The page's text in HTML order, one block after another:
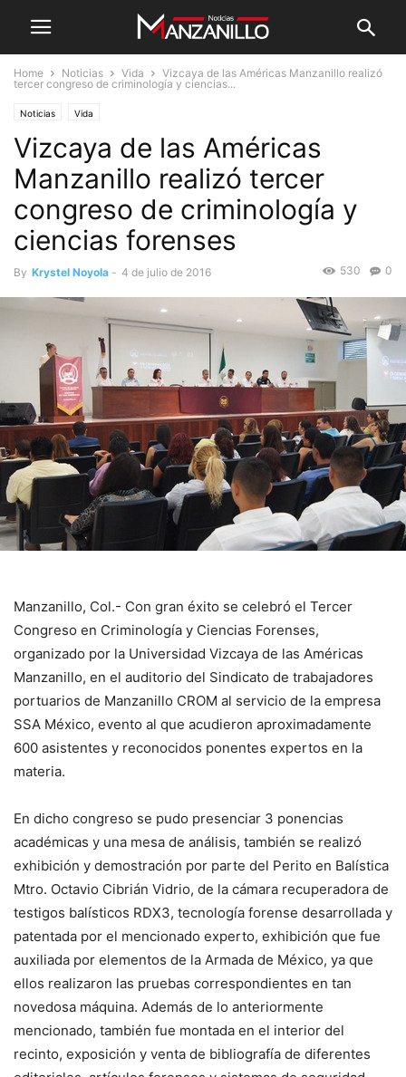
Home Noticias Vida
Vizcaya de las Américas Manzanillo realizó
tercer congreso de criminología y ciencias...
Noticias Vida
Vizcaya de las Américas
Manzanillo realizó tercer
congreso de criminología y
ciencias forenses
By Krystel Noyola - 4 de julio de 2016 0
530
Manzanillo, Col.- Con gran éxito se celebró el Tercer
Congreso en Criminología y Ciencias Forenses,
organizado por la Universidad Vizcaya de las Américas
Manzanillo, en el auditorio del Sindicato de trabajadores
portuarios de Manzanillo CROM al servicio de la empresa
SSA México, evento al que acudieron aproximadamente
600 asistentes y reconocidos ponentes expertos en la
materia.
En dicho congreso se pudo presenciar 3 ponencias
académicas y una mesa de análisis, también se realizó
exhibición y demostración por parte del Perito en Balística
Mtro. Octavio Cibrián Vidrio, de la cámara recuperadora de
testigos balísticos RDX3, tecnología forense desarrollada y
patentada por el mencionado experto, exhibición que fue
auxiliada por elementos de la Armada de México, ya que
ellos realizaron las pruebas correspondientes en tan
novedosa máquina. Además de lo anteriormente
mencionado, también fue montada en el interior del
recinto, exposición y venta de bibliografía de diferentes